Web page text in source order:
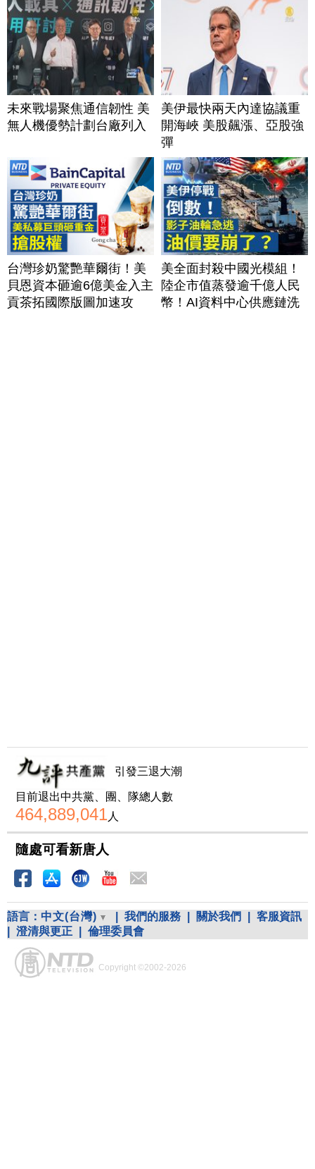
未來戰場聚焦通信韌性 美
無人機優勢計劃台廠列入
美伊最快兩天內達協議重
開海峽 美股飆漲、亞股強
彈
台灣珍奶驚艷華爾街！美
貝恩資本砸逾6億美金入主
貢茶拓國際版圖加速攻
美全面封殺中國光模組！
陸企市值蒸發逾千億人民
幣！AI資料中心供應鏈洗
引發三退大潮
目前退出中共黨、團、隊總人數
464,889,041人
隨處可看新唐人
語言： 中文(台灣) 我們的服務 關於我們
客服資訊
澄清與更正 倫理委員會
Copyright ©2002-2026